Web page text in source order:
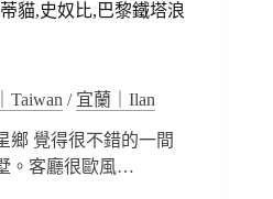
貓,史奴比,巴黎鐵塔浪
Taiwan / 宜蘭｜Ilan
鄉 覺得很不錯的一間
。客廳很歐風…